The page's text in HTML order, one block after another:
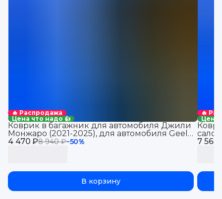
🔥 Распродажа
Цена что надо 👍
4 470 ₽8 940 ₽−50%
Коврик в багажник для автомобиля Джили
Монжаро (2021-2025), для автомобиля Geely
Monjaro, EVA 3D
В корзину
🔥
Цена
7 560